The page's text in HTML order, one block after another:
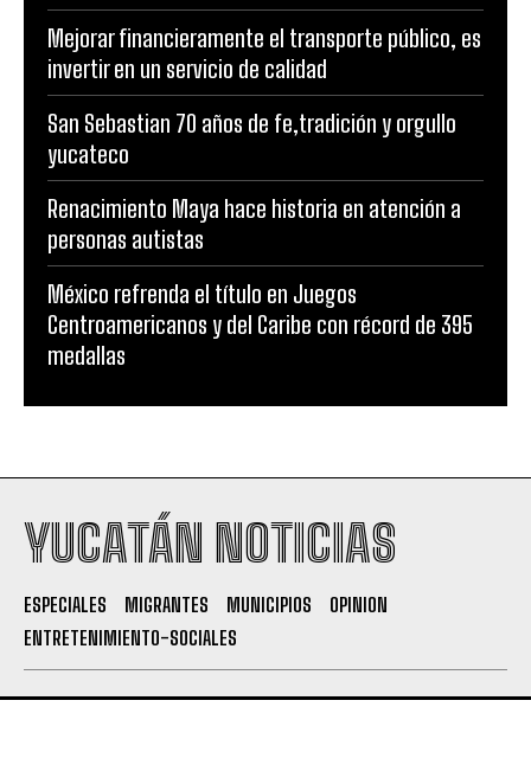
Mejorar financieramente el transporte público, es
invertir en un servicio de calidad
San Sebastian 70 años de fe,tradición y orgullo
yucateco
Renacimiento Maya hace historia en atención a
personas autistas
México refrenda el título en Juegos
Centroamericanos y del Caribe con récord de 395
medallas
YUCATÁN NOTICIAS
ESPECIALES MIGRANTES MUNICIPIOS
OPINION
ENTRETENIMIENTO-SOCIALES